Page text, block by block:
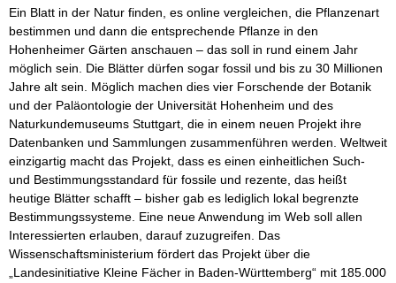
Ein Blatt in der Natur finden, es online vergleichen, die Pflanzenart
bestimmen und dann die entsprechende Pflanze in den
Hohenheimer Gärten anschauen – das soll in rund einem Jahr
möglich sein. Die Blätter dürfen sogar fossil und bis zu 30 Millionen
Jahre alt sein. Möglich machen dies vier Forschende der Botanik
und der Paläontologie der Universität Hohenheim und des
Naturkundemuseums Stuttgart, die in einem neuen Projekt ihre
Datenbanken und Sammlungen zusammenführen werden. Weltweit
einzigartig macht das Projekt, dass es einen einheitlichen Such-
und Bestimmungsstandard für fossile und rezente, das heißt
heutige Blätter schafft – bisher gab es lediglich lokal begrenzte
Bestimmungssysteme. Eine neue Anwendung im Web soll allen
Interessierten erlauben, darauf zuzugreifen. Das
Wissenschaftsministerium fördert das Projekt über die
„Landesinitiative Kleine Fächer in Baden-Württemberg“ mit 185.000